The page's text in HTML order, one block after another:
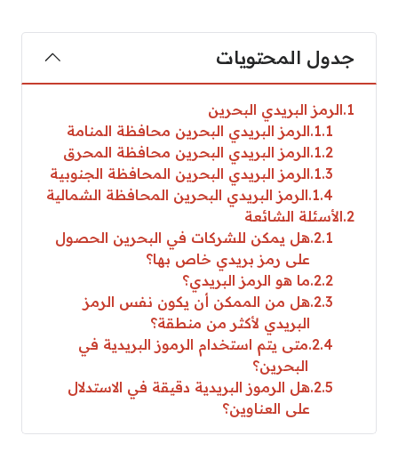
جدول المحتويات
1 الرمز البريدي البحرين
1.1 الرمز البريدي البحرين محافظة المنامة
1.2 الرمز البريدي البحرين محافظة المحرق
1.3 الرمز البريدي البحرين المحافظة الجنوبية
1.4 الرمز البريدي البحرين المحافظة الشمالية
2 الأسئلة الشائعة
2.1 هل يمكن للشركات في البحرين الحصول
على رمز بريدي خاص بها؟
2.2 ما هو الرمز البريدي؟
2.3 هل من الممكن أن يكون نفس الرمز
البريدي لأكثر من منطقة؟
2.4 متى يتم استخدام الرموز البريدية في
البحرين؟
2.5 هل الرموز البريدية دقيقة في الاستدلال
على العناوين؟